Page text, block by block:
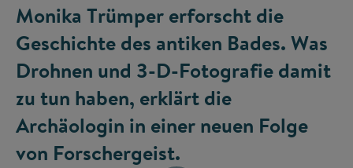
Monika Trümper erforscht die
Geschichte des antiken Bades. Was
Drohnen und 3-D-Fotografie damit
zu tun haben, erklärt die
Archäologin in einer neuen Folge
von Forschergeist.